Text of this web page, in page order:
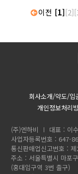
이전 [1][2]
회사소개/약도/입
개인정보처리
(주)엔하비
대표 : 이
사업자등록번호 : 647-
통신판매업신고번호 :
주소 : 서울특별시 마포
(홍대입구역 3번 출구)